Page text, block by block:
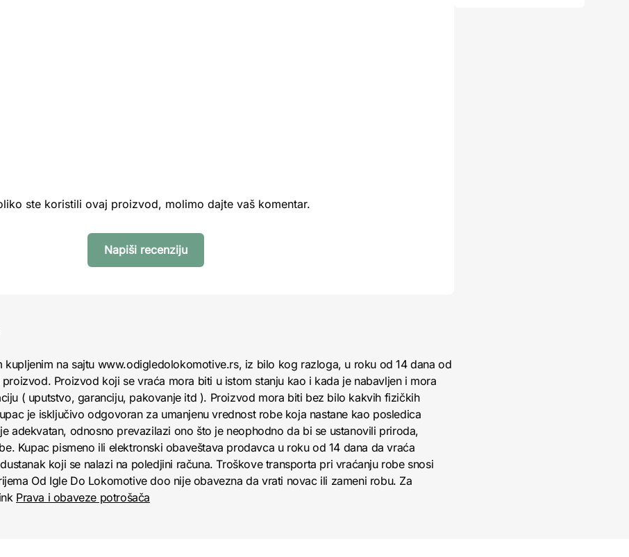
ste koristili ovaj proizvod, molimo dajte vaš komentar.
Napiši recenziju
na sajtu www.odigledolokomotive.rs, iz bilo kog razloga, u roku od 14 dana od
Proizvod koji se vraća mora biti u istom stanju kao i kada je nabavljen i mora
( uputstvo, garanciju, pakovanje itd ). Proizvod mora biti bez bilo kakvih fizičkih
je isključivo odgovoran za umanjenu vrednost robe koja nastane kao posledica
adekvatan, odnosno prevazilazi ono što je neophodno da bi se ustanovili priroda,
Kupac pismeno ili elektronski obaveštava prodavca u roku od 14 dana da vraća
koji se nalazi na poledjini računa. Troškove transporta pri vraćanju robe snosi
Od Igle Do Lokomotive doo nije obavezna da vrati novac ili zameni robu. Za
Prava i obaveze potrošača